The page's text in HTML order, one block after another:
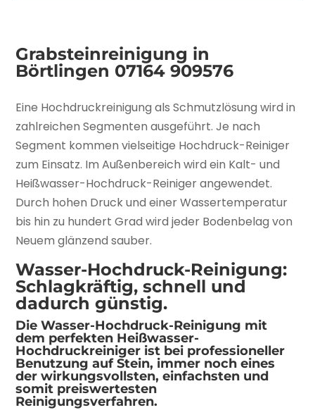
Grabsteinreinigung in
Börtlingen 07164 909576
Eine Hochdruckreinigung als Schmutzlösung wird in
zahlreichen Segmenten ausgeführt. Je nach
Segment kommen vielseitige Hochdruck-Reiniger
zum Einsatz. Im Außenbereich wird ein Kalt- und
Heißwasser-Hochdruck-Reiniger angewendet.
Durch hohen Druck und einer Wassertemperatur
bis hin zu hundert Grad wird jeder Bodenbelag von
Neuem glänzend sauber.
Wasser-Hochdruck-Reinigung:
Schlagkräftig, schnell und
dadurch günstig.
Die Wasser-Hochdruck-Reinigung mit
dem perfekten Heißwasser-
Hochdruckreiniger ist bei professioneller
Benutzung auf Stein, immer noch eines
der wirkungsvollsten, einfachsten und
somit preiswertesten
Reinigungsverfahren.